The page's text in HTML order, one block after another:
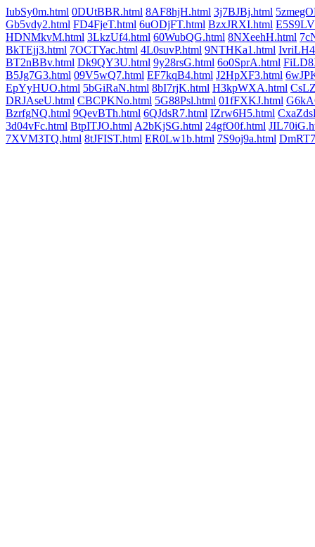
IubSy0m.html 0DUtBBR.html 8AF8hjH.html 3j7BJBj.html
Gb5vdy2.html FD4FjeT.html 6uODjFT.html BzxJRXI.html
HDNMkvM.html 3LkzUf4.html 60WubQG.html 8NXeehH.html
BkTEjj3.html 7OCTYac.html 4L0suvP.html 9NTHKa1.html
BT2nBBv.html Dk9QY3U.html 9y28rsG.html 6o0SprA.html
B5Jg7G3.html 09V5wQ7.html EF7kqB4.html J2HpXF3.html
EpYyHUO.html 5bGiRaN.html 8bI7rjK.html H3kpWXA.html
DRJAseU.html CBCPKNo.html 5G88Psl.html 01fFXKJ.html
BzrfgNQ.html 9QevBTh.html 6QJdsR7.html IZrw6H5.html
3d04vFc.html BtpITJO.html A2bKjSG.html 24gfO0f.html
7XVM3TQ.html 8tJFIST.html ER0Lw1b.html 7S9oj9a.html